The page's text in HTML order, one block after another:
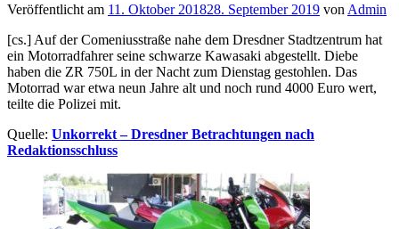
Veröffentlicht am 11. Oktober 201828. September 2019 von Admin
[cs.] Auf der Comeniusstraße nahe dem Dresdner Stadtzentrum hat
ein Motorradfahrer seine schwarze Kawasaki abgestellt. Diebe
haben die ZR 750L in der Nacht zum Dienstag gestohlen. Das
Motorrad war etwa neun Jahre alt und noch rund 4000 Euro wert,
teilte die Polizei mit.
Quelle: Unkorrekt – Dresdner Betrachtungen nach
Redaktionsschluss